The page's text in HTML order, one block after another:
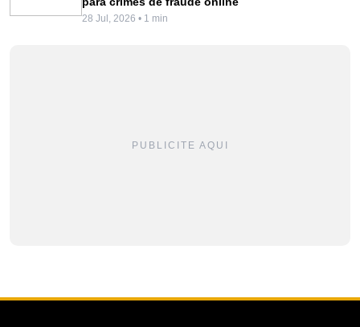
28 Jul, 2026 • 1 min
PUBLICITE AQUI